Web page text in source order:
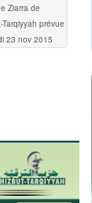
Ziarra de
Tarqiyyah prévue
23 nov 2015